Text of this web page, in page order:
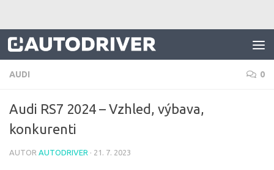
AUDI 0
Audi RS7 2024 – Vzhled, výbava,
konkurenti
AUTOR AUTODRIVER · 21. 7. 2023